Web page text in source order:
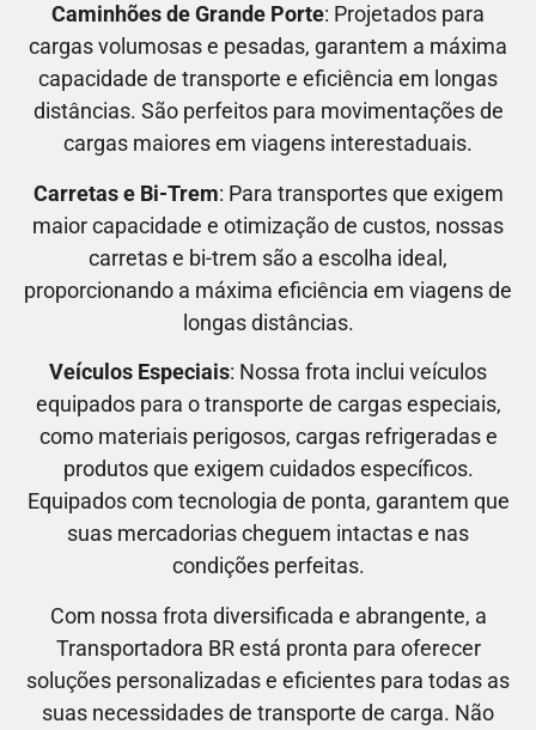
Caminhões de Grande Porte: Projetados para
cargas volumosas e pesadas, garantem a máxima
capacidade de transporte e eficiência em longas
distâncias. São perfeitos para movimentações de
cargas maiores em viagens interestaduais.
Carretas e Bi-Trem: Para transportes que exigem
maior capacidade e otimização de custos, nossas
carretas e bi-trem são a escolha ideal,
proporcionando a máxima eficiência em viagens de
longas distâncias.
Veículos Especiais: Nossa frota inclui veículos
equipados para o transporte de cargas especiais,
como materiais perigosos, cargas refrigeradas e
produtos que exigem cuidados específicos.
Equipados com tecnologia de ponta, garantem que
suas mercadorias cheguem intactas e nas
condições perfeitas.
Com nossa frota diversificada e abrangente, a
Transportadora BR está pronta para oferecer
soluções personalizadas e eficientes para todas as
suas necessidades de transporte de carga. Não